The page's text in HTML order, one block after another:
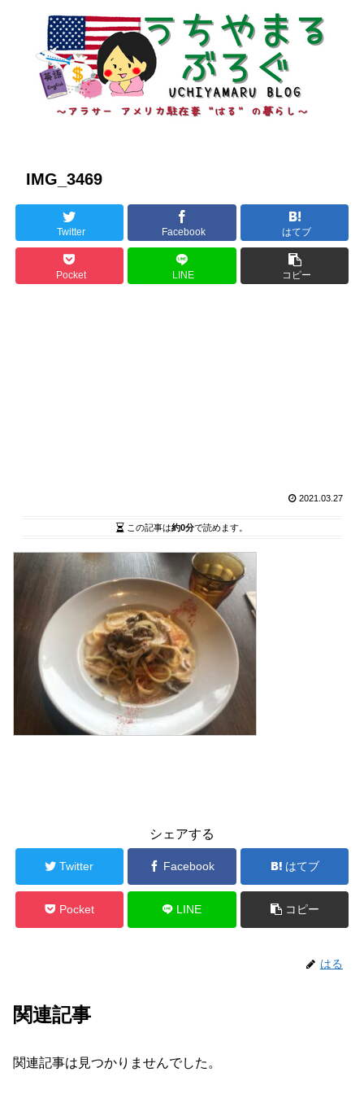
IMG_3469
Twitter Facebook はてブ
Pocket LINE コピー
2021.03.27
この記事は約0分で読めます。
シェアする
Twitter Facebook はてブ
Pocket LINE コピー
はる
関連記事
関連記事は見つかりませんでした。